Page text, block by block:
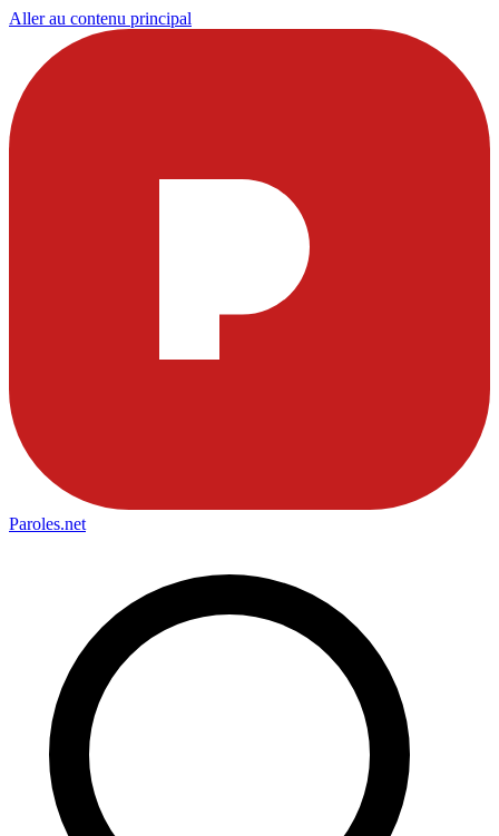
Aller au contenu principal
Paroles.net